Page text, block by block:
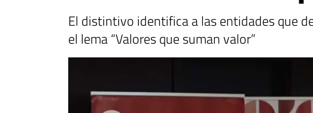
El distintivo identifica a las entidades que
el lema “Valores que suman valor”